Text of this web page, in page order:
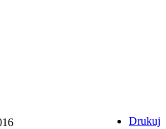
Drukuj